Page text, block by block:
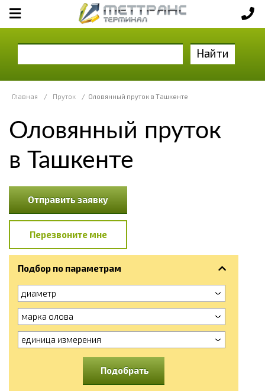
Найти
Главная / Пруток / Оловянный пруток в Ташкенте
Оловянный пруток
в Ташкенте
Отправить заявку
Перезвоните мне
Подбор по параметрам
диаметр
марка олова
единица измерения
Подобрать